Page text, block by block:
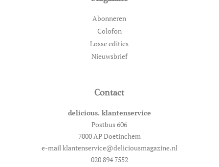
Abonneren
Colofon
Losse edities
Nieuwsbrief
Contact
delicious. klantenservice
Postbus 606
7000 AP Doetinchem
e-mail klantenservice@deliciousmagazine.nl
020 894 7552